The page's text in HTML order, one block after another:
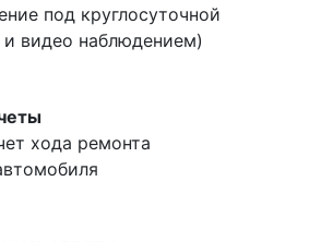
под круглосуточной
видео наблюдением)
хода ремонта